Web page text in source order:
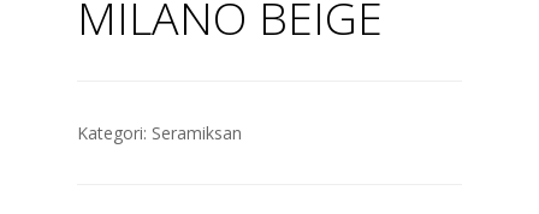
MILANO BEIGE
Kategori: Seramiksan